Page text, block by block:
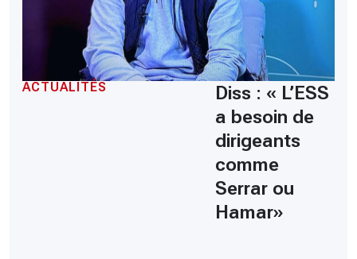
ACTUALITÉS
Diss : « L’ESS
a besoin de
dirigeants
comme
Serrar ou
Hamar»